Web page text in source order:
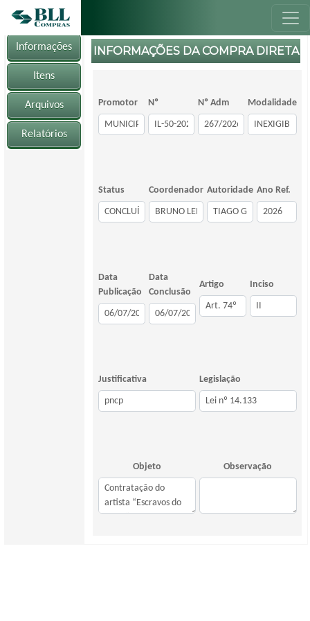
Informações
Itens
Arquivos
Relatórios
INFORMAÇÕES DA COMPRA DIRETA
Promotor Nº Nº Adm Modalidade
Status Coordenador Autoridade Ano Ref.
Data
Publicação
Data
Conclusão
Artigo Inciso
Justificativa Legislação
Objeto Observação